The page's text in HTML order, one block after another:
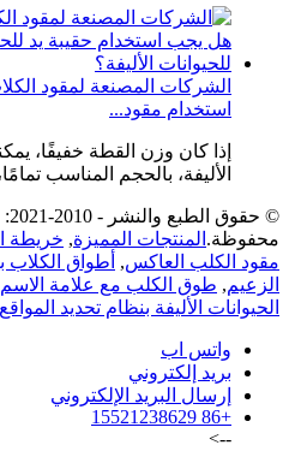
الشركات المصنعة لمقود
استخدام مقود...
إذا كان وزن القطة خفيفًا،
الأليفة، بالحجم المناسب
©
محفوظة. المنتجات المميزة, خريطة
مقود الكلب العاكس, أطواق الكلاب
الزعيم, طوق الكلب مع علامة الاسم
الحيوانات الأليفة بنظام تحديد المواقع
واتس اب
بريد إلكتروني
إرسال البريد الإلكتروني
+86 15521238629
-->